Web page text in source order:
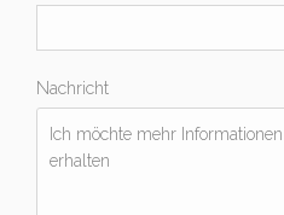
Nachricht